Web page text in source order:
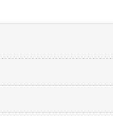
スプレーのり99 [3M-99]